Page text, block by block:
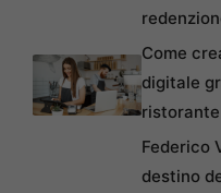
Come
digitale
Federico
destino